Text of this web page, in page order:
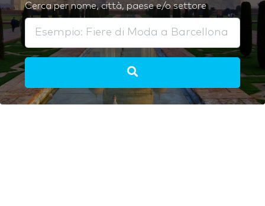
Cerca per nome, città, paese e/o settore